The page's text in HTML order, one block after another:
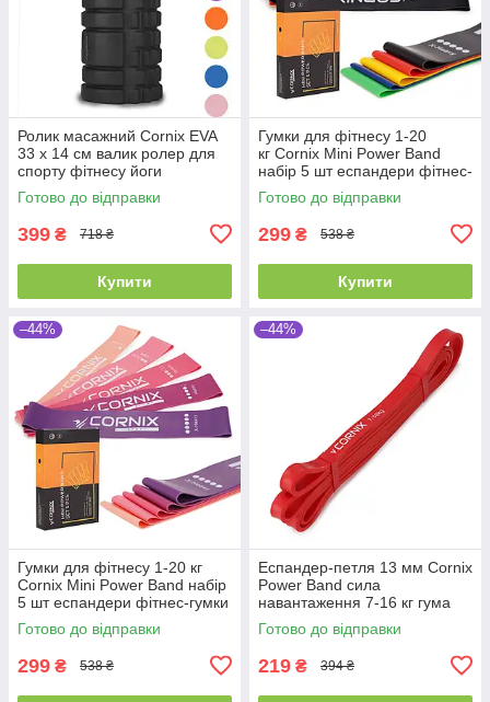
Ролик масажний Cornix EVA
33 x 14 см валик ролер для
спорту фітнесу йоги
тренувань
Готово до відправки
399 ₴ 718 ₴
Купити
Гумки для фітнесу 1-20
кг Cornix Mini Power Band
набір 5 шт еспандери фітнес-
гумки
Готово до відправки
299 ₴ 538 ₴
Купити
–44%
Гумки для фітнесу 1-20 кг
Cornix Mini Power Band набір
5 шт еспандери фітнес-гумки
стрічкові
Готово до відправки
299 ₴ 538 ₴
–44%
Еспандер-петля 13 мм Cornix
Power Band сила
навантаження 7-16 кг гума
для фітнесу спорту
Готово до відправки
219 ₴ 394 ₴